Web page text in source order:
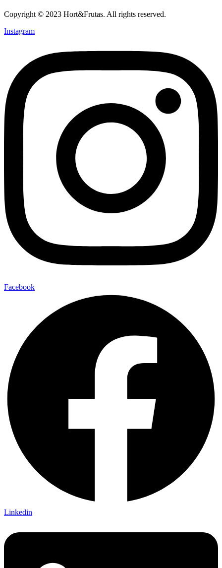
Copyright © 2023 Hort&Frutas. All rights reserved.
Instagram
Facebook
Linkedin